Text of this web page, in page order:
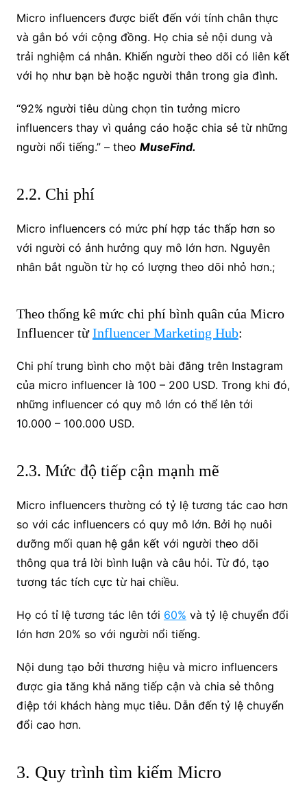
Micro influencers được biết đến với tính chân thực
và gắn bó với cộng đồng. Họ chia sẻ nội dung và
trải nghiệm cá nhân. Khiến người theo dõi có liên kết
với họ như bạn bè hoặc người thân trong gia đình.
“92% người tiêu dùng chọn tin tưởng micro
influencers thay vì quảng cáo hoặc chia sẻ từ những
người nổi tiếng.” – theo MuseFind.
2.2. Chi phí
Micro influencers có mức phí hợp tác thấp hơn so
với người có ảnh hưởng quy mô lớn hơn. Nguyên
nhân bắt nguồn từ họ có lượng theo dõi nhỏ hơn.;
Theo thống kê mức chi phí bình quân của Micro
Influencer từInfluencer Marketing Hub:
Chi phí trung bình cho một bài đăng trên Instagram
của micro influencer là 100 – 200 USD. Trong khi đó,
những influencer có quy mô lớn có thể lên tới
10.000 – 100.000 USD.
2.3. Mức độ tiếp cận mạnh mẽ
Micro influencers thường có tỷ lệ tương tác cao hơn
so với các influencers có quy mô lớn. Bởi họ nuôi
dưỡng mối quan hệ gắn kết với người theo dõi
thông qua trả lời bình luận và câu hỏi. Từ đó, tạo
tương tác tích cực từ hai chiều.
Họ có tỉ lệ tương tác lên tới 60% và tỷ lệ chuyển đổi
lớn hơn 20% so với người nổi tiếng.
Nội dung tạo bởi thương hiệu và micro influencers
được gia tăng khả năng tiếp cận và chia sẻ thông
điệp tới khách hàng mục tiêu. Dẫn đến tỷ lệ chuyển
đổi cao hơn.
3. Quy trình tìm kiếm Micro